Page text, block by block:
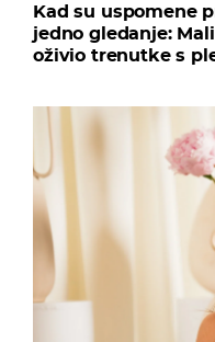
Kad su uspomene
jedno gledanje:
oživio trenutke s